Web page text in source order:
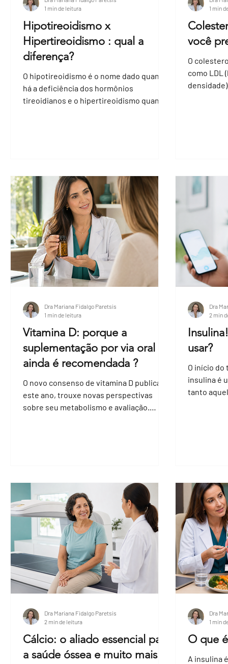
Hipotireoidismo x
Hipertireoidismo : qual a
diferença?
O hipotireoidismo é o nome dado quando
há a deficiência dos hormônios
tireoidianos e o hipertireoidismo quando
1 min de leitura
você
O
como LDL
1 min
Vitamina D: porque a
suplementação por via oral
ainda é recomendada ?
O novo consenso de vitamina D publicado
este ano, trouxe novas perspectivas
sobre seu metabolismo e avaliação.
Dra Mariana Fidalgo Paretsis
1 min de leitura
usar?
O início
insulina é
tanto
Dra
2 min
Cálcio: o aliado essencial para
a saúde óssea e muito mais
Dra Mariana Fidalgo Paretsis
2 min de leitura
O que
A insulina
Dra
1 min